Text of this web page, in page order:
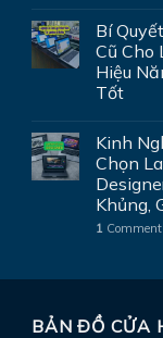
Bí
Cũ Cho
Hiệu
Tốt
Kinh
Chọn
Khủng,
1 Comment
BẢN ĐỒ CỬA